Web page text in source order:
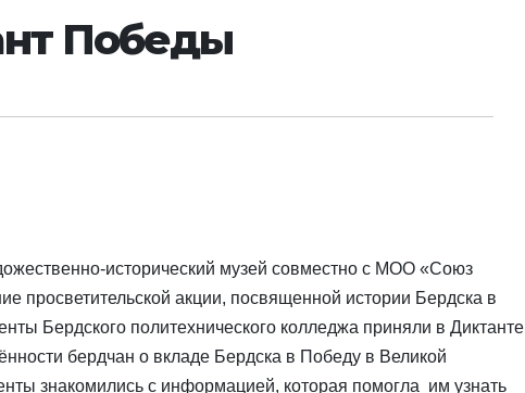
Победы
исторический музей совместно с МОО «Союз
просветительской акции, посвященной истории Бердска в
Бердского политехнического колледжа приняли в Диктанте
бердчан о вкладе Бердска в Победу в Великой
знакомились с информацией, которая помогла им узнать